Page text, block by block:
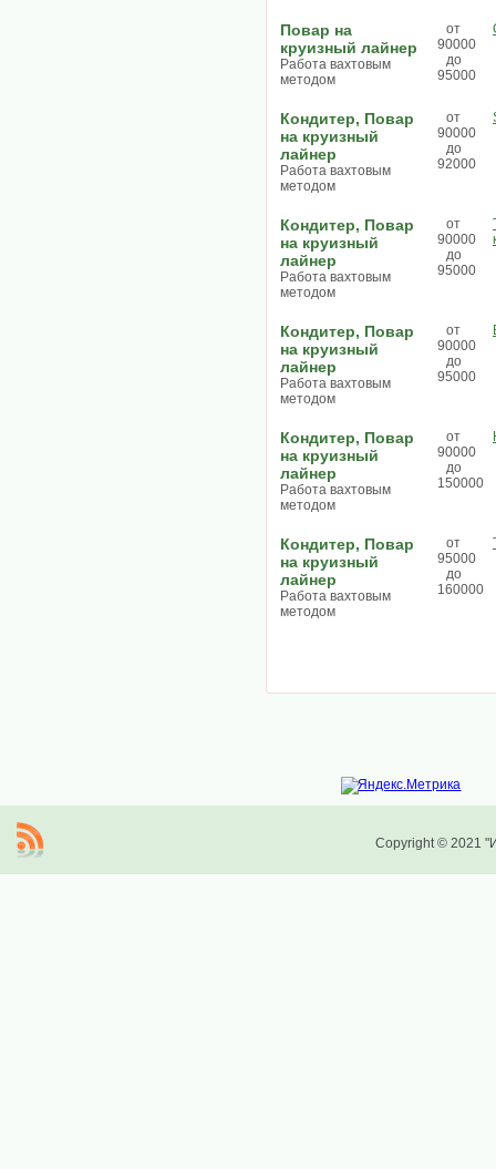
Повар на
круизный лайнер
Работа вахтовым
методом
от
90000
до
95000
Кондитер, Повар
на круизный
лайнер
Работа вахтовым
методом
от
90000
до
92000
Кондитер, Повар
на круизный
лайнер
Работа вахтовым
методом
от
90000
до
95000
Кондитер, Повар
на круизный
лайнер
Работа вахтовым
методом
от
90000
до
95000
Кондитер, Повар
на круизный
лайнер
Работа вахтовым
методом
от
90000
до
150000
Кондитер, Повар
на круизный
лайнер
Работа вахтовым
методом
от
95000
до
160000
Copyright © 2021